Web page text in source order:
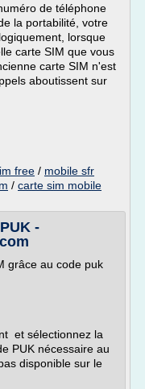
de téléphone
la portabilité, votre
lorsque
carte SIM que vous
carte SIM n'est
aboutissent sur
free / mobile sfr
/ carte sim mobile
-
grâce au code puk
et sélectionnez la
PUK nécessaire au
disponible sur le